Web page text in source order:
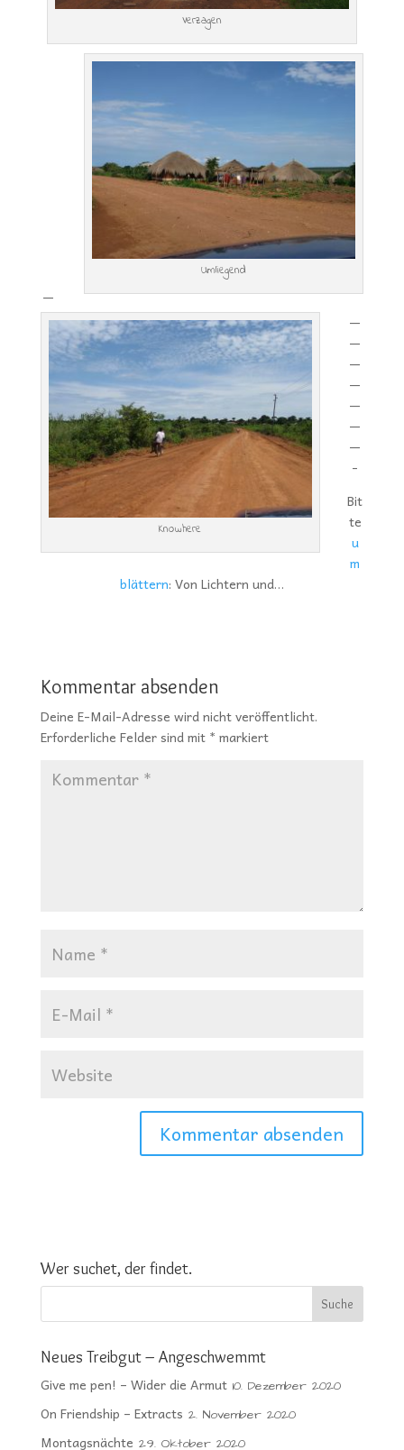
Verzagen
Umliegend
Knowhere
—
—
—
—
—
—
—
—
-
Bit
te
u
m
blättern: Von Lichtern und…
Kommentar absenden
Deine E-Mail-Adresse wird nicht veröffentlicht.
Erforderliche Felder sind mit * markiert
Wer suchet, der findet.
Neues Treibgut – Angeschwemmt
Give me pen! – Wider die Armut 10. Dezember 2020
On Friendship – Extracts 2. November 2020
Montagsnächte 29. Oktober 2020